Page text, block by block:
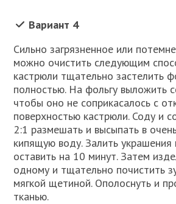
Вариант 4
Сильно загрязненное или
можно очистить следующим
кастрюли тщательно застелить
полностью. На фольгу выложить
чтобы оно не соприкасалось с
поверхностью кастрюли. Соду и
2:1 размешать и высыпать в
кипящую воду. Залить украшения
оставить на 10 минут. Затем
одному и тщательно почистить
мягкой щетиной. Ополоснуть и
тканью.